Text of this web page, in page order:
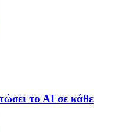
το ΑΙ σε κάθε